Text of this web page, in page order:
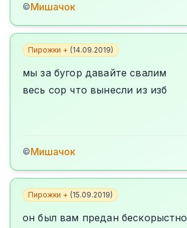
©Мишачок
Пирожки + (14.09.2019)
мы за бугор давайте свалим
весь сор что вынесли из изб
©Мишачок
Пирожки + (15.09.2019)
он был вам предан бескорыстно